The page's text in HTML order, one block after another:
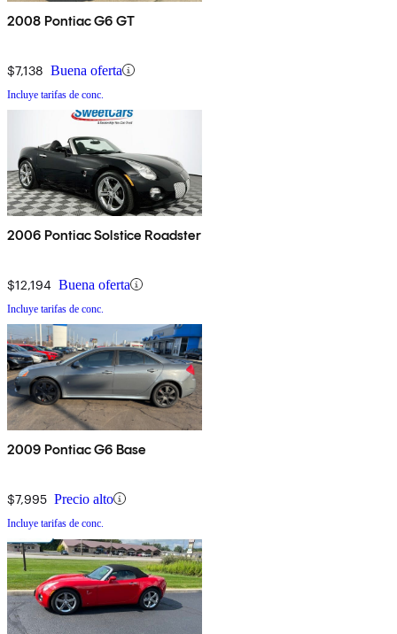
2008 Pontiac G6 GT
$7,138 Buena oferta
Incluye tarifas de conc.
2006 Pontiac Solstice Roadster
$12,194 Buena oferta
Incluye tarifas de conc.
2009 Pontiac G6 Base
$7,995 Precio alto
Incluye tarifas de conc.